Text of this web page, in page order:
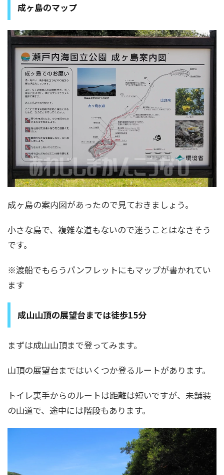
成ヶ島のマップ
成ヶ島の案内図があったので見ておきましょう。
小さな島で、複雑な道もないので迷うことはなさそう
です。
※渡船でもらうパンフレットにもマップが書かれてい
ます
成山山頂の展望台までは徒歩15分
まずは成山山頂まで登ってみます。
山頂の展望台まではいくつか登るルートがあります。
トイレ裏手からのルートは距離は短いですが、未舗装
の山道で、途中には階段もあります。